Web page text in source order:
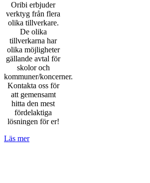
Oribi erbjuder
verktyg från flera
olika tillverkare.
De olika
tillverkarna har
olika möjligheter
gällande avtal för
skolor och
kommuner/koncerner.
Kontakta oss för
att gemensamt
hitta den mest
fördelaktiga
lösningen för er!
Läs mer